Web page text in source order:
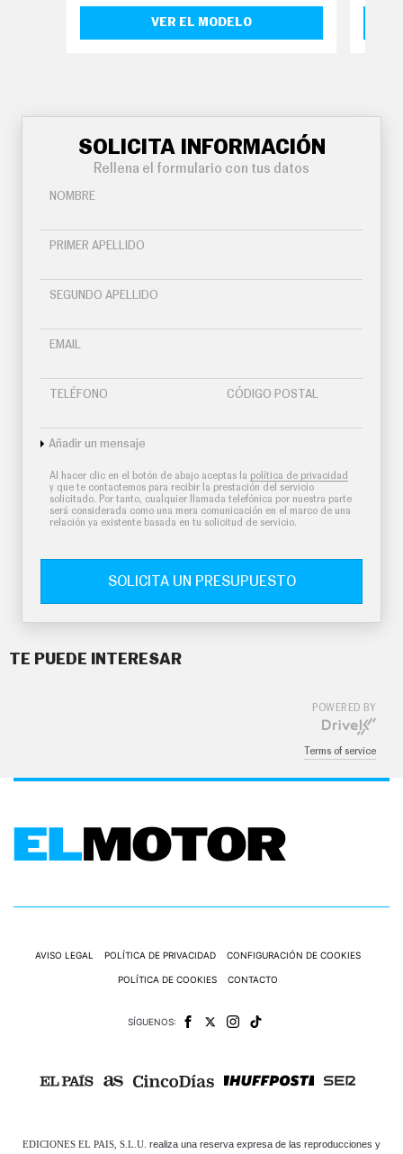
VER EL MODELO
SOLICITA INFORMACIÓN
Rellena el formulario con tus datos
NOMBRE
PRIMER APELLIDO
SEGUNDO APELLIDO
EMAIL
TELÉFONO CÓDIGO POSTAL
Añadir un mensaje
Al hacer clic en el botón de abajo aceptas la política de privacidad
y que te contactemos para recibir la prestación del servicio
solicitado. Por tanto, cualquier llamada telefónica por nuestra parte
será considerada como una mera comunicación en el marco de una
relación ya existente basada en tu solicitud de servicio.
SOLICITA UN PRESUPUESTO
TE PUEDE INTERESAR
POWERED BY
Terms of service
AVISO LEGAL POLÍTICA DE PRIVACIDAD CONFIGURACIÓN DE COOKIES
POLÍTICA DE COOKIES CONTACTO
SÍGUENOS:
EDICIONES EL PAIS, S.L.U. realiza una reserva expresa de las reproducciones y